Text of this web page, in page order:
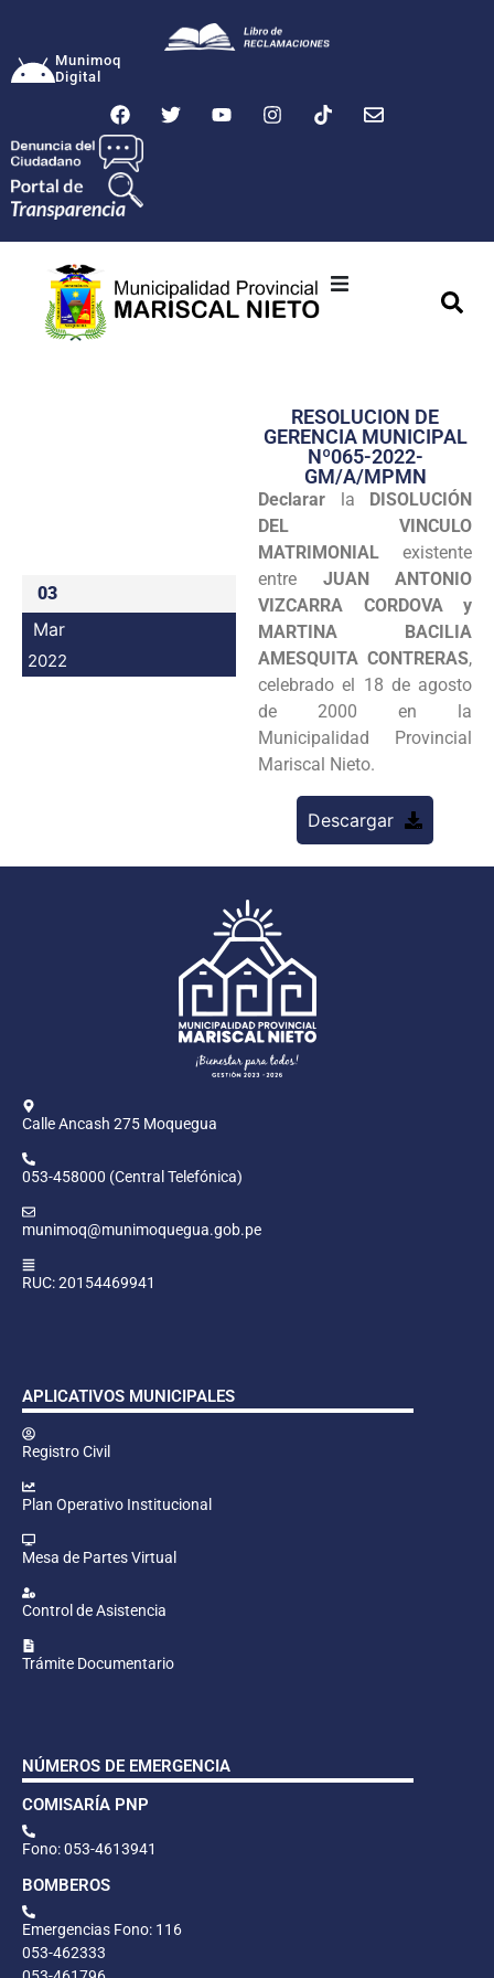
Munimoq
Digital
Transparencia
Seguridad
Programas
Intranet
03
Mar
2022
RESOLUCION DE
GERENCIA MUNICIPAL
Nº065-2022-
GM/A/MPMN
Declarar la DISOLUCIÓN
DEL VINCULO
MATRIMONIAL existente
entre JUAN ANTONIO
VIZCARRA CORDOVA y
MARTINA BACILIA
AMESQUITA CONTRERAS,
celebrado el 18 de agosto
de 2000 en la
Municipalidad Provincial
Mariscal Nieto.
Descargar
Calle Ancash 275 Moquegua
053-458000 (Central Telefónica)
munimoq@munimoquegua.gob.pe
RUC: 20154469941
APLICATIVOS MUNICIPALES
Registro Civil
Plan Operativo Institucional
Mesa de Partes Virtual
Control de Asistencia
Trámite Documentario
NÚMEROS DE EMERGENCIA
COMISARÍA PNP
Fono: 053-4613941
BOMBEROS
Emergencias Fono: 116
053-462333